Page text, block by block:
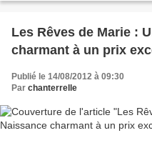
Les Rêves de Marie :
charmant à un prix
Publié le 14/08/2012 à 09:30
Par chanterrelle